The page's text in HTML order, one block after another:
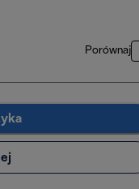
Porównaj